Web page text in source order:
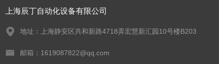
上海辰丁自动化设备有限公司
地址：上海静安区共和新路4718弄宏慧新汇园10号楼B203
邮箱：1619087822@qq.com